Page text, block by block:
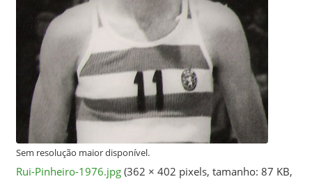
Sem resolução maior disponível.
Rui-Pinheiro-1976.jpg‎ (362 × 402 pixels, tamanho: 87 KB,